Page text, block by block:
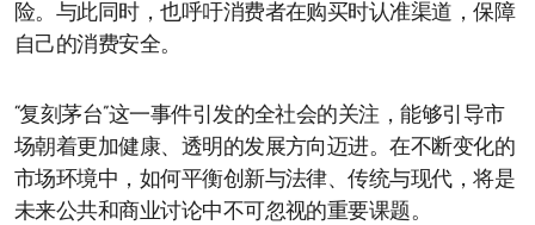
险。与此同时，也呼吁消费者在购买时认准渠道，保障
自己的消费安全。
“复刻茅台”这一事件引发的全社会的关注，能够引导市
场朝着更加健康、透明的发展方向迈进。在不断变化的
市场环境中，如何平衡创新与法律、传统与现代，将是
未来公共和商业讨论中不可忽视的重要课题。